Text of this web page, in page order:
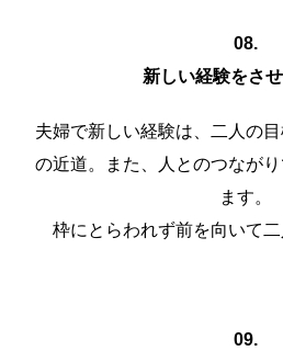
08.
新しい経験をさ
夫婦で新しい経験は、二人の
の近道。また、人とのつなが
ます。
枠にとらわれず前を向いて二
09.